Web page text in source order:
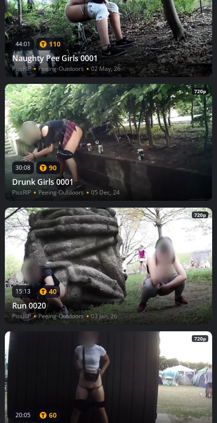
44:01 110
Naughty Pee Girls 0001
PissRIP Peeing-Outdoors 02 May, 26
720p
30:08 90
Drunk Girls 0001
PissRIP Peeing-Outdoors 05 Dec, 24
720p
15:13 40
Run 0020
PissRIP Peeing-Outdoors 03 Jan, 26
720p
20:05 60